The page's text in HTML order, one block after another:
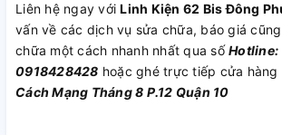
Liên hệ ngay vớiLinh Kiện 62 Bis Đông
vấn về các dịch vụ sửa chữa, báo giá
chữa một cách nhanh nhất qua sốHotline:
0918428428 hoặc ghé trực tiếp cửa hàng
Cách Mạng Tháng 8 P.12 Quận 10